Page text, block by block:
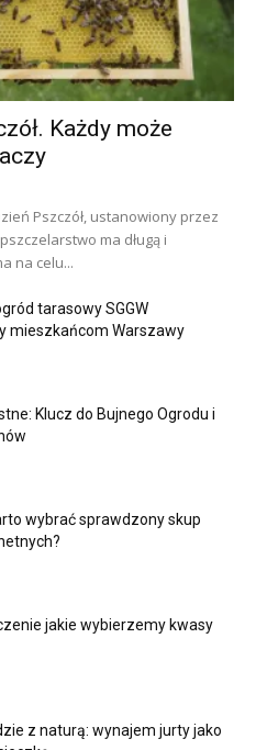
Każdy może
Pszczół, ustanowiony przez
ma długą i
na celu...
tarasowy SGGW
mieszkańcom Warszawy
Klucz do Bujnego Ogrodu i
wybrać sprawdzony skup
jakie wybierzemy kwasy
z naturą: wynajem jurty jako